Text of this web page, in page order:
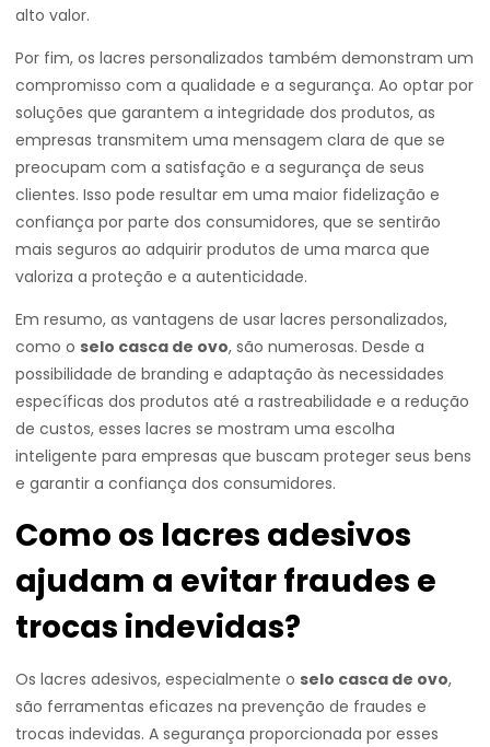
alto valor.
Por fim, os lacres personalizados também demonstram um
compromisso com a qualidade e a segurança. Ao optar por
soluções que garantem a integridade dos produtos, as
empresas transmitem uma mensagem clara de que se
preocupam com a satisfação e a segurança de seus
clientes. Isso pode resultar em uma maior fidelização e
confiança por parte dos consumidores, que se sentirão
mais seguros ao adquirir produtos de uma marca que
valoriza a proteção e a autenticidade.
Em resumo, as vantagens de usar lacres personalizados,
como o selo casca de ovo, são numerosas. Desde a
possibilidade de branding e adaptação às necessidades
específicas dos produtos até a rastreabilidade e a redução
de custos, esses lacres se mostram uma escolha
inteligente para empresas que buscam proteger seus bens
e garantir a confiança dos consumidores.
Como os lacres adesivos
ajudam a evitar fraudes e
trocas indevidas?
Os lacres adesivos, especialmente o selo casca de ovo,
são ferramentas eficazes na prevenção de fraudes e
trocas indevidas. A segurança proporcionada por esses